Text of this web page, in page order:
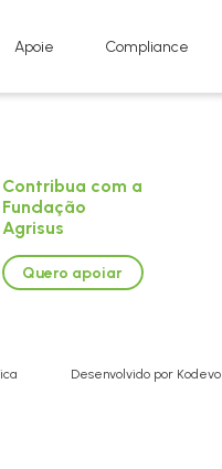
Apoie Compliance
Contribua com a
Fundação
Agrisus
Quero apoiar
Desenvolvido por Kodevo